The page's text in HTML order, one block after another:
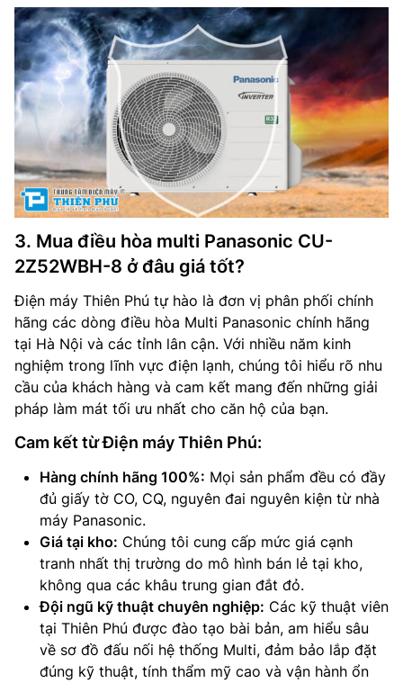
3. Mua điều hòa multi Panasonic CU-
2Z52WBH-8 ở đâu giá tốt?
Điện máy Thiên Phú tự hào là đơn vị phân phối chính
hãng các dòng điều hòa Multi Panasonic chính hãng
tại Hà Nội và các tỉnh lân cận. Với nhiều năm kinh
nghiệm trong lĩnh vực điện lạnh, chúng tôi hiểu rõ nhu
cầu của khách hàng và cam kết mang đến những giải
pháp làm mát tối ưu nhất cho căn hộ của bạn.
Cam kết từ Điện máy Thiên Phú:
Hàng chính hãng 100%: Mọi sản phẩm đều có đầy
đủ giấy tờ CO, CQ, nguyên đai nguyên kiện từ nhà
máy Panasonic.
Giá tại kho: Chúng tôi cung cấp mức giá cạnh
tranh nhất thị trường do mô hình bán lẻ tại kho,
không qua các khâu trung gian đắt đỏ.
Đội ngũ kỹ thuật chuyên nghiệp: Các kỹ thuật viên
tại Thiên Phú được đào tạo bài bản, am hiểu sâu
về sơ đồ đấu nối hệ thống Multi, đảm bảo lắp đặt
đúng kỹ thuật, tính thẩm mỹ cao và vận hành ổn